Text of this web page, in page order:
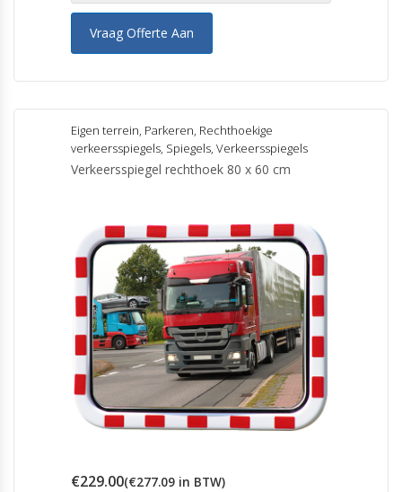
Vraag Offerte Aan
Eigen terrein, Parkeren, Rechthoekige
verkeersspiegels, Spiegels, Verkeersspiegels
Verkeersspiegel rechthoek 80 x 60 cm
€229.00(€277.09 in BTW)